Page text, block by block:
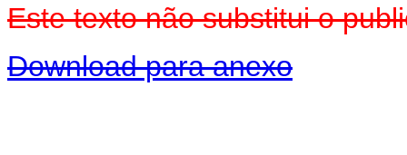
Este texto não substitui o
Download para anexo